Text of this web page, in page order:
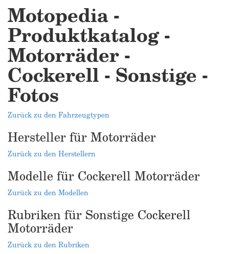
Motopedia -
Produktkatalog -
Motorräder -
Cockerell - Sonstige -
Fotos
Zurück zu den Fahrzeugtypen
Hersteller für Motorräder
Zurück zu den Herstellern
Modelle für Cockerell Motorräder
Zurück zu den Modellen
Rubriken für Sonstige Cockerell
Motorräder
Zurück zu den Rubriken